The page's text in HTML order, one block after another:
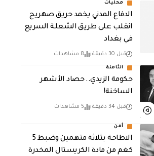
محليات
الدفاع المدني يخمد حريق صهريج
انقلب على طريق الشعلة السريع
في بغداد
قبل 30 دقيقة 8 مشاهدات
الثامنة
حكومة الزيدي.. حصاد الأشهر
الساخنة!
قبل 34 دقيقة 5 مشاهدات
أمن
الاطاحة بثلاثة متهمين وضبط 5
كغم من مادة الكريستال المخدرة ​